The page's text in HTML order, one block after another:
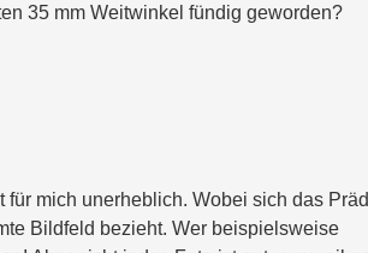
35 mm Weitwinkel fündig geworden?
mich unerheblich. Wobei sich das
Bildfeld bezieht. Wer beispielsweise